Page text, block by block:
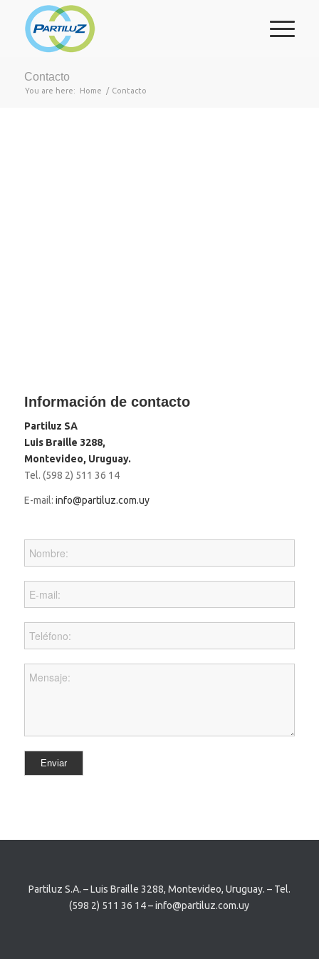
Contacto
You are here: Home / Contacto
Información de contacto
Partiluz SA
Luis Braille 3288,
Montevideo, Uruguay.
Tel. (598 2) 511 36 14
E-mail: info@partiluz.com.uy
Partiluz S.A. – Luis Braille 3288, Montevideo, Uruguay. – Tel.
(598 2) 511 36 14 – info@partiluz.com.uy